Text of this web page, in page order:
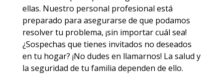
ellas. Nuestro personal profesional está
preparado para asegurarse de que podamos
resolver tu problema, ¡sin importar cuál sea!
¿Sospechas que tienes invitados no deseados
en tu hogar? ¡No dudes en llamarnos! La salud y
la seguridad de tu familia dependen de ello.